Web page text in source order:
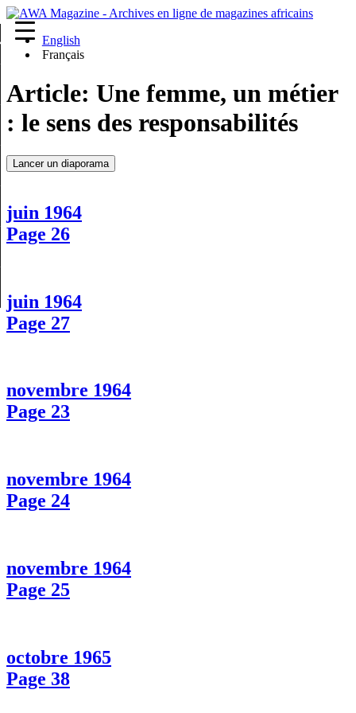
English
Français
Article: Une femme, un métier
: le sens des responsabilités
Lancer un diaporama
juin 1964
Page 26
juin 1964
Page 27
novembre 1964
Page 23
novembre 1964
Page 24
novembre 1964
Page 25
octobre 1965
Page 38